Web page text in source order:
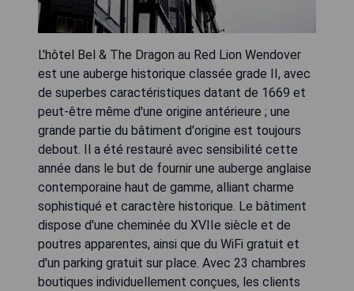
L'hôtel Bel & The Dragon au Red Lion Wendover
est une auberge historique classée grade II, avec
de superbes caractéristiques datant de 1669 et
peut-être même d'une origine antérieure ; une
grande partie du bâtiment d'origine est toujours
debout. Il a été restauré avec sensibilité cette
année dans le but de fournir une auberge anglaise
contemporaine haut de gamme, alliant charme
sophistiqué et caractère historique. Le bâtiment
dispose d'une cheminée du XVIIe siècle et de
poutres apparentes, ainsi que du WiFi gratuit et
d'un parking gratuit sur place. Avec 23 chambres
boutiques individuellement conçues, les clients